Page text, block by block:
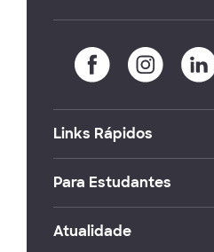
Links Rápidos
Para Estudantes
Atualidade